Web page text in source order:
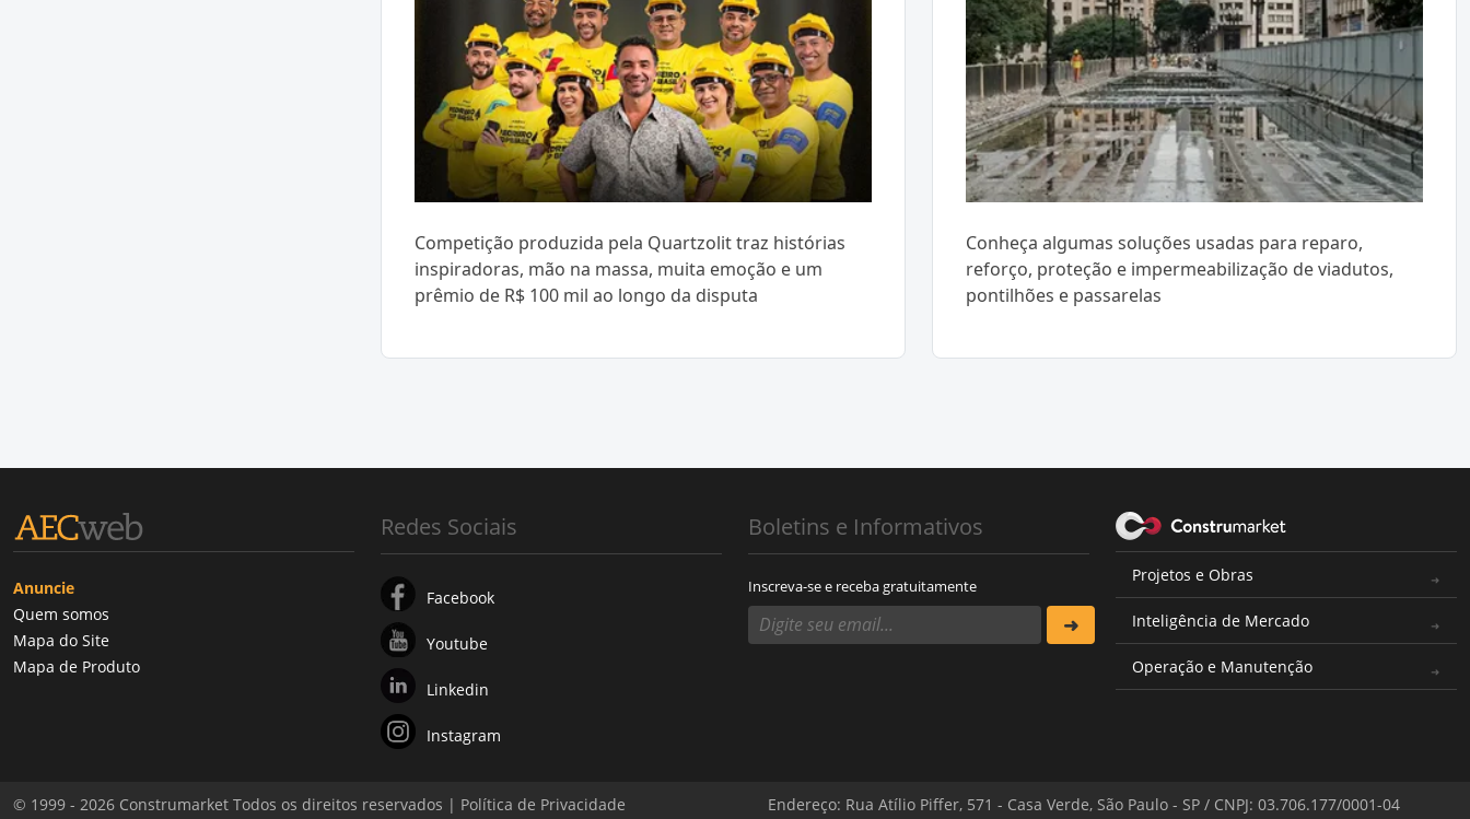
Competição produzida pela Quartzolit traz histórias
inspiradoras, mão na massa, muita emoção e um
prêmio de R$ 100 mil ao longo da disputa
Conheça algumas soluções usadas para reparo,
reforço, proteção e impermeabilização de viadutos,
pontilhões e passarelas
Anuncie
Quem somos
Mapa do Site
Mapa de Produto
Redes Sociais
Facebook
Youtube
Linkedin
Instagram
Boletins e Informativos
Inscreva-se e receba gratuitamente
Projetos e Obras
Inteligência de Mercado
Operação e Manutenção
© 1999 - 2026 Construmarket Todos os direitos reservados | Política de Privacidade Endereço: Rua Atílio Piffer, 571 - Casa Verde, São Paulo - SP / CNPJ: 03.706.177/0001-04